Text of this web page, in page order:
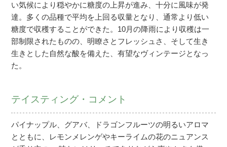
い気候により穏やかに糖度の上昇が進み、十分に風味が発
達。多くの品種で平均を上回る収量となり、通常より低い
糖度で収穫することができた。10月の降雨により収穫は一
部制限されたものの、明瞭さとフレッシュさ、そして生き
生きとした自然な酸を備えた、有望なヴィンテージとなっ
た。
テイスティング・コメント
パイナップル、グアバ、ドラゴンフルーツの明るいアロマ
とともに、レモンメレンゲやキーライムの花のニュアンス